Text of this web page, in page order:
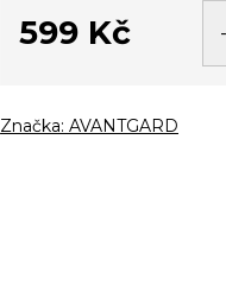
599 Kč
Značka: AVANTGARD